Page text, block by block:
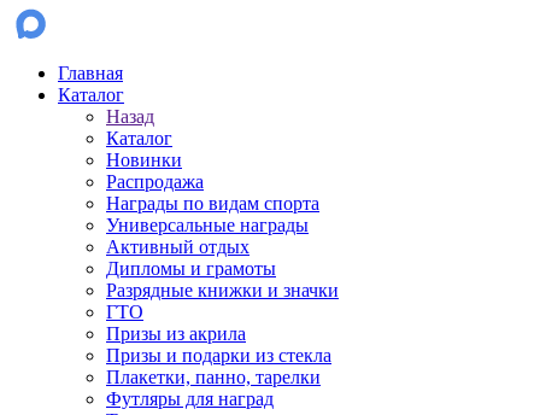
Главная
Каталог
Назад
Каталог
Новинки
Распродажа
Награды по видам спорта
Универсальные награды
Активный отдых
Дипломы и грамоты
Разрядные книжки и значки
ГТО
Призы из акрила
Призы и подарки из стекла
Плакетки, панно, тарелки
Футляры для наград